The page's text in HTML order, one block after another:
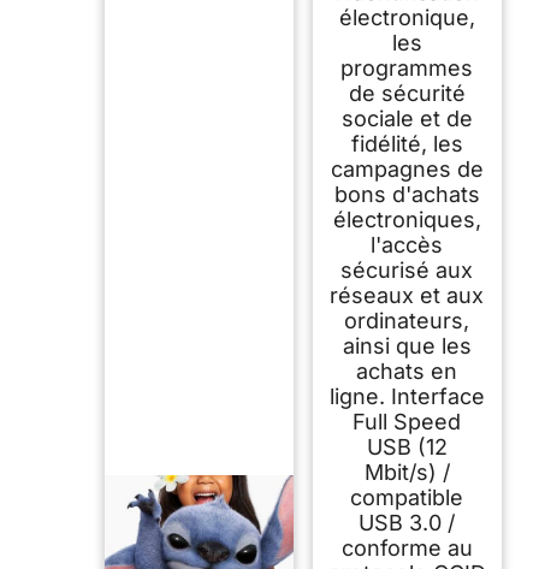
électronique,
les
programmes
de sécurité
sociale et de
fidélité, les
campagnes de
bons d'achats
électroniques,
l'accès
sécurisé aux
réseaux et aux
ordinateurs,
ainsi que les
achats en
ligne. Interface
Full Speed
USB (12
Mbit/s) /
compatible
USB 3.0 /
conforme au